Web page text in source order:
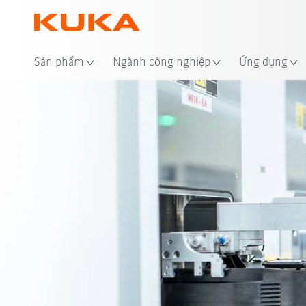
Sản phẩm Ngành công nghiệp Ứng dụng